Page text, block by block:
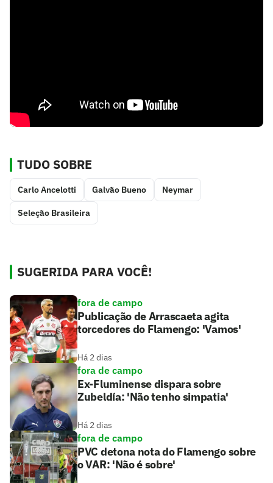
TUDO SOBRE
Carlo Ancelotti Galvão Bueno Neymar
Seleção Brasileira
SUGERIDA PARA VOCÊ!
fora de campo
Publicação de Arrascaeta agita
torcedores do Flamengo: 'Vamos'
Há 2 dias
fora de campo
Ex-Fluminense dispara sobre
Zubeldía: 'Não tenho simpatia'
Há 2 dias
fora de campo
PVC detona nota do Flamengo sobre
o VAR: 'Não é sobre'